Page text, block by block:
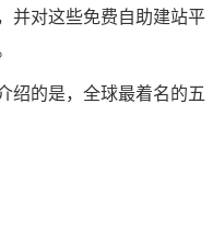
并对这些免费自助建站平
的是，全球最着名的五